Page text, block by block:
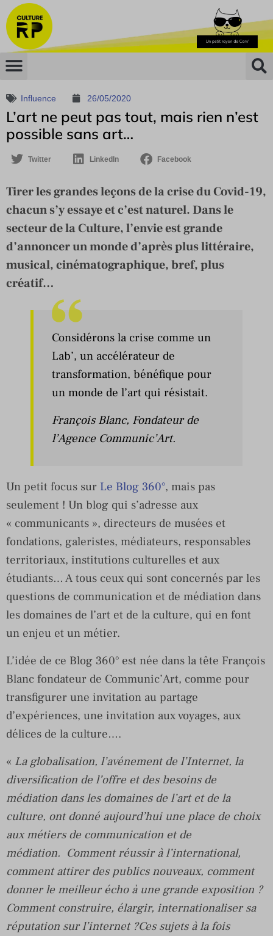
Influence 26/05/2020
L’art ne peut pas tout, mais rien n’est
possible sans art…
Twitter LinkedIn Facebook
Tirer les grandes leçons de la crise du Covid-19,
chacun s’y essaye et c’est naturel. Dans le
secteur de la Culture, l’envie est grande
d’annoncer un monde d’après plus littéraire,
musical, cinématographique, bref, plus
créatif…
Considérons la crise comme un
Lab’, un accélérateur de
transformation, bénéfique pour
un monde de l’art qui résistait.
François Blanc, Fondateur de
l’Agence Communic’Art.
Un petit focus sur Le Blog 360°, mais pas
seulement ! Un blog qui s’adresse aux
« communicants », directeurs de musées et
fondations, galeristes, médiateurs, responsables
territoriaux, institutions culturelles et aux
étudiants… A tous ceux qui sont concernés par les
questions de communication et de médiation dans
les domaines de l’art et de la culture, qui en font
un enjeu et un métier.
L’idée de ce Blog 360° est née dans la tête François
Blanc fondateur de Communic’Art, comme pour
transfigurer une invitation au partage
d’expériences, une invitation aux voyages, aux
délices de la culture….
« La globalisation, l’avénement de l’Internet, la
diversification de l’offre et des besoins de
médiation dans les domaines de l’art et de la
culture, ont donné aujourd’hui une place de choix
aux métiers de communication et de
médiation. Comment réussir à l’international,
comment attirer des publics nouveaux, comment
donner le meilleur écho à une grande exposition ?
Comment construire, élargir, internationaliser sa
réputation sur l’internet ?Ces sujets à la fois